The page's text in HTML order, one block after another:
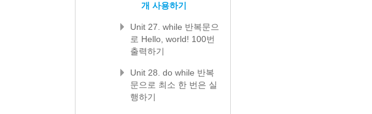
개 사용하기
Unit 27. while 반복문으
로 Hello, world! 100번
출력하기
Unit 28. do while 반복
문으로 최소 한 번은 실
행하기